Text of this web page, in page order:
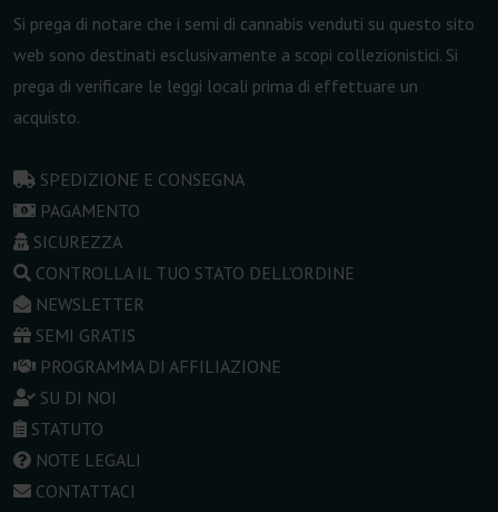
Si prega di notare che i semi di cannabis venduti su questo sito
web sono destinati esclusivamente a scopi collezionistici. Si
prega di verificare le leggi locali prima di effettuare un
acquisto.
SPEDIZIONE E CONSEGNA
PAGAMENTO
SICUREZZA
CONTROLLA IL TUO STATO DELL'ORDINE
NEWSLETTER
SEMI GRATIS
PROGRAMMA DI AFFILIAZIONE
SU DI NOI
STATUTO
NOTE LEGALI
CONTATTACI